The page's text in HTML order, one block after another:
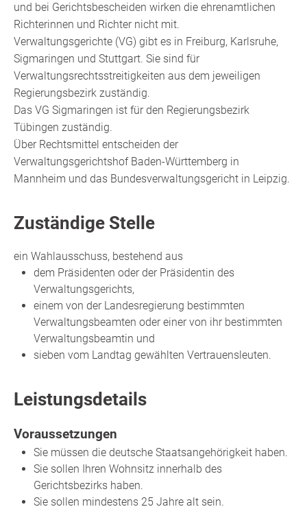
und bei Gerichtsbescheiden wirken die ehrenamtlichen
Richterinnen und Richter nicht mit.
Verwaltungsgerichte (VG) gibt es in Freiburg, Karlsruhe,
Sigmaringen und Stuttgart. Sie sind für
Verwaltungsrechtsstreitigkeiten aus dem jeweiligen
Regierungsbezirk zuständig.
Das VG Sigmaringen ist für den Regierungsbezirk
Tübingen zuständig.
Über Rechtsmittel entscheiden der
Verwaltungsgerichtshof Baden-Württemberg in
Mannheim und das Bundesverwaltungsgericht in Leipzig.
Zuständige Stelle
ein Wahlausschuss, bestehend aus
dem Präsidenten oder der Präsidentin des
Verwaltungsgerichts,
einem von der Landesregierung bestimmten
Verwaltungsbeamten oder einer von ihr bestimmten
Verwaltungsbeamtin und
sieben vom Landtag gewählten Vertrauensleuten.
Leistungsdetails
Voraussetzungen
Sie müssen die deutsche Staatsangehörigkeit haben.
Sie sollen Ihren Wohnsitz innerhalb des
Gerichtsbezirks haben.
Sie sollen mindestens 25 Jahre alt sein.